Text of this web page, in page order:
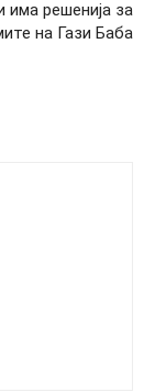
има решенија за
на Гази Баба